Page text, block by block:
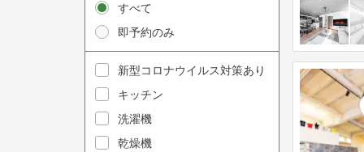
t
h
c
a
l
i
t
h
t
h
c
すべて
即予約のみ
新型コロナウイルス対策あり
キッチン
洗濯機
乾燥機